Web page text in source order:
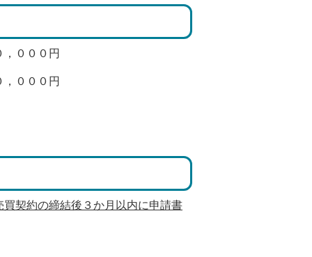
０００円
０００円
契約の締結後３か月以内に申請書